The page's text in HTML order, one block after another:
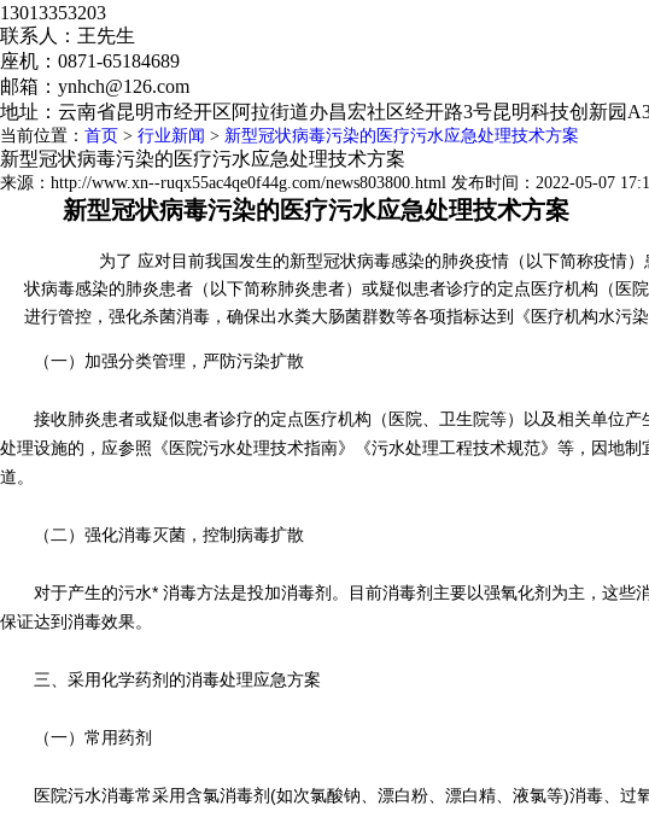
13013353203
联系人：王先生
座机：0871-65184689
邮箱：ynhch@126.com
地址：云南省昆明市经开区阿拉街道办昌宏社区经开路3号昆明科技创新园
当前位置： 首页 > 行业新闻 > 新型冠状病毒污染的医疗污水应急处理技术方案
新型冠状病毒污染的医疗污水应急处理技术方案
来源：http://www.xn--ruqx55ac4qe0f44g.com/news803800.html 发布时间：2022-05-07
新型冠状病毒污染的医疗污水应急处理技术方案
为了 应对目前我国发生的新型冠状病毒感染的肺炎疫情（以下简称疫情
状病毒感染的肺炎患者（以下简称肺炎患者）或疑似患者诊疗的定点医疗机构（
进行管控，强化杀菌消毒，确保出水粪大肠菌群数等各项指标达到《医疗机构水污
（一）加强分类管理，严防污染扩散
接收肺炎患者或疑似患者诊疗的定点医疗机构（医院、卫生院等）以及相关单位
处理设施的，应参照《医院污水处理技术指南》《污水处理工程技术规范》等，因地
道。
（二）强化消毒灭菌，控制病毒扩散
对于产生的污水* 消毒方法是投加消毒剂。目前消毒剂主要以强氧化剂为主，这
保证达到消毒效果。
三、采用化学药剂的消毒处理应急方案
（一）常用药剂
医院污水消毒常采用含氯消毒剂(如次氯酸钠、漂白粉、漂白精、液氯等)消毒、过